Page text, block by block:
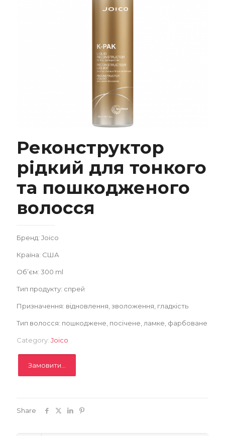
Реконструктор
рідкий для тонкого
та пошкодженого
волосся
Бренд: Joico
Країна: США
Об’єм: 300 ml
Тип продукту: спрей
Призначення: відновлення, зволоження, гладкість
Тип волосся: пошкоджене, посічене, ламке, фарбоване
Category: Joico
Замовити...
Share
Реконструктор рідкий для тонкого та
пошкодженого волосся
Замовити